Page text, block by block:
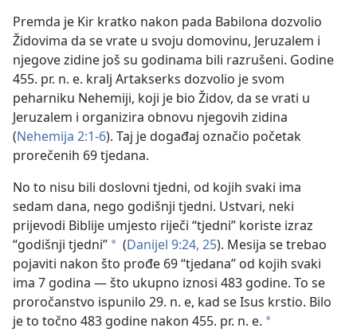
Premda je Kir kratko nakon pada Babilona dozvolio
Židovima da se vrate u svoju domovinu, Jeruzalem i
njegove zidine još su godinama bili razrušeni. Godine
455. pr. n. e. kralj Artakserks dozvolio je svom
peharniku Nehemiji, koji je bio Židov, da se vrati u
Jeruzalem i organizira obnovu njegovih zidina
(Nehemija 2:1-6). Taj je događaj označio početak
prorečenih 69 tjedana.
No to nisu bili doslovni tjedni, od kojih svaki ima
sedam dana, nego godišnji tjedni. Ustvari, neki
prijevodi Biblije umjesto riječi “tjedni” koriste izraz
“godišnji tjedni” * (Danijel 9:24, 25). Mesija se trebao
pojaviti nakon što prođe 69 “tjedana” od kojih svaki
ima 7 godina — što ukupno iznosi 483 godine. To se
proročanstvo ispunilo 29. n. e, kad se Isus krstio. Bilo
je to točno 483 godine nakon 455. pr. n. e. *